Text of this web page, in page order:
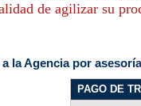
de agilizar su
la Agencia por
PAGO DE